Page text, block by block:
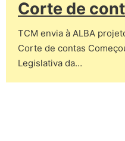
Corte de
TCM envia à ALBA
Corte de contas
Legislativa da…